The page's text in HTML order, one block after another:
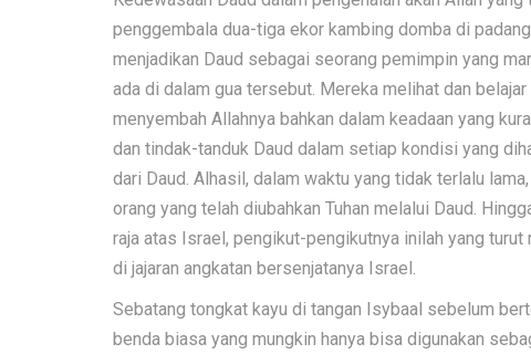
penggembala dua-tiga ekor kambing domba di
menjadikan Daud sebagai seorang pemimpin yang
ada di dalam gua tersebut. Mereka melihat dan
menyembah Allahnya bahkan dalam keadaan yang
dan tindak-tanduk Daud dalam setiap kondisi yang
dari Daud. Alhasil, dalam waktu yang tidak terlalu
orang yang telah diubahkan Tuhan melalui Daud.
raja atas Israel, pengikut-pengikutnya inilah yang
di jajaran angkatan bersenjatanya Israel.
Sebatang tongkat kayu di tangan Isybaal sebelum
benda biasa yang mungkin hanya bisa digunakan